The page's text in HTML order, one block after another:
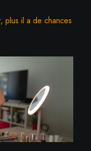
plus il a de chances